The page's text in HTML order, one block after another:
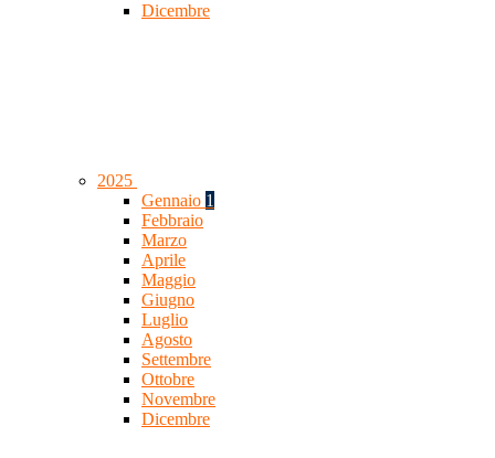
Dicembre
2025
Gennaio 1
Febbraio
Marzo
Aprile
Maggio
Giugno
Luglio
Agosto
Settembre
Ottobre
Novembre
Dicembre